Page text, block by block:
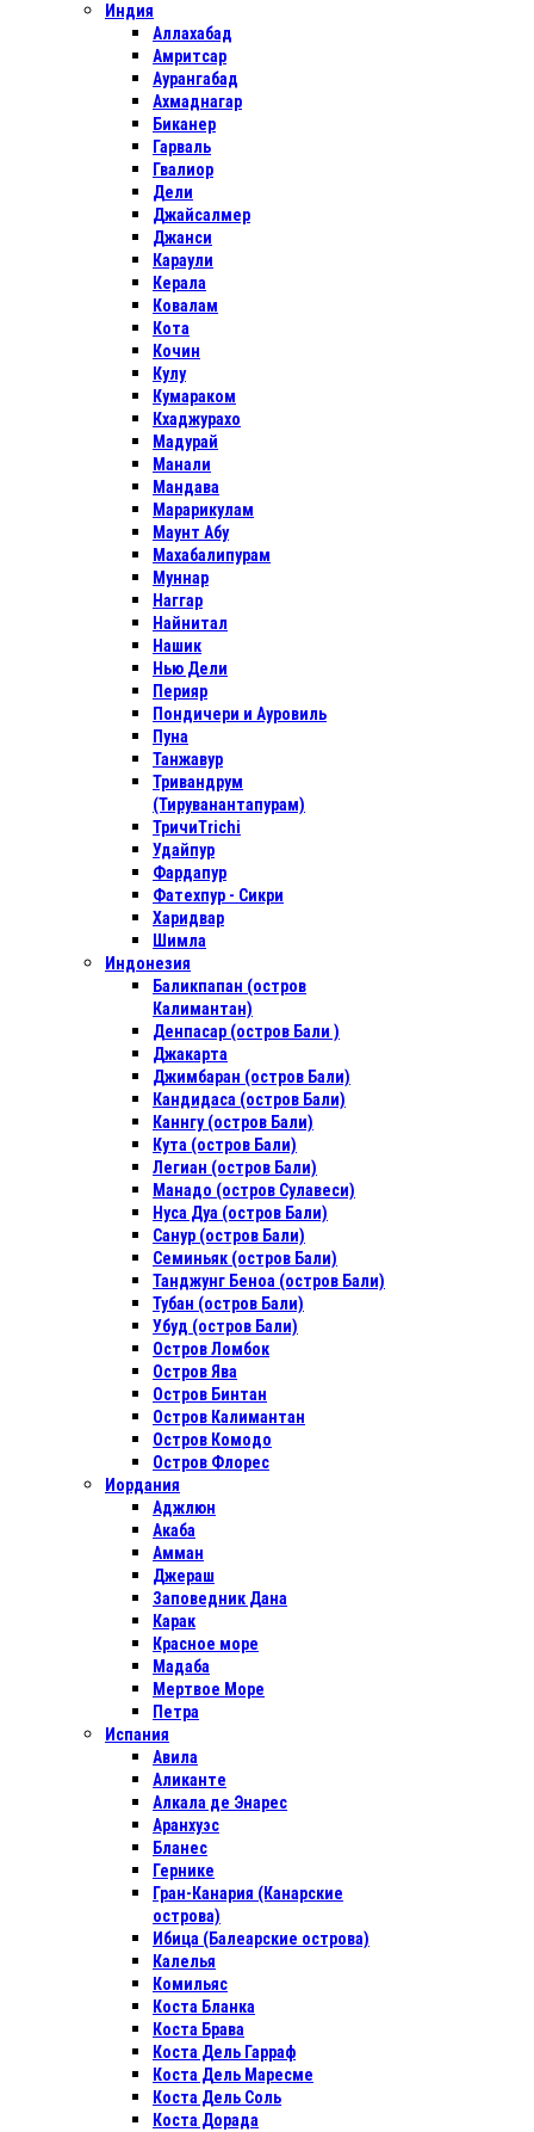
Индия
Аллахабад
Амритсар
Аурангабад
Ахмаднагар
Биканер
Гарваль
Гвалиор
Дели
Джайсалмер
Джанси
Караули
Керала
Ковалам
Кота
Кочин
Кулу
Кумараком
Кхаджурахо
Мадурай
Манали
Мандава
Марарикулам
Маунт Абу
Махабалипурам
Муннар
Наггар
Найнитал
Нашик
Нью Дели
Перияр
Пондичери и Ауровиль
Пуна
Танжавур
Тривандрум
(Тируванантапурам)
ТричиTrichi
Удайпур
Фардапур
Фатехпур - Сикри
Харидвар
Шимла
Индонезия
Баликпапан (остров
Калимантан)
Денпасар (остров Бали )
Джакарта
Джимбаран (остров Бали)
Кандидаса (остров Бали)
Каннгу (остров Бали)
Кута (остров Бали)
Легиан (остров Бали)
Манадо (остров Сулавеси)
Нуса Дуа (остров Бали)
Санур (остров Бали)
Семиньяк (остров Бали)
Танджунг Беноа (остров Бали)
Тубан (остров Бали)
Убуд (остров Бали)
Остров Ломбок
Остров Ява
Остров Бинтан
Остров Калимантан
Остров Комодо
Остров Флорес
Иордания
Аджлюн
Акаба
Амман
Джераш
Заповедник Дана
Карак
Красное море
Мадаба
Мертвое Море
Петра
Испания
Авила
Аликанте
Алкала де Энарес
Аранхуэс
Бланес
Гернике
Гран-Канария (Канарские
острова)
Ибица (Балеарские острова)
Калелья
Комильяс
Коста Бланка
Коста Брава
Коста Дель Гарраф
Коста Дель Маресме
Коста Дель Соль
Коста Дорада